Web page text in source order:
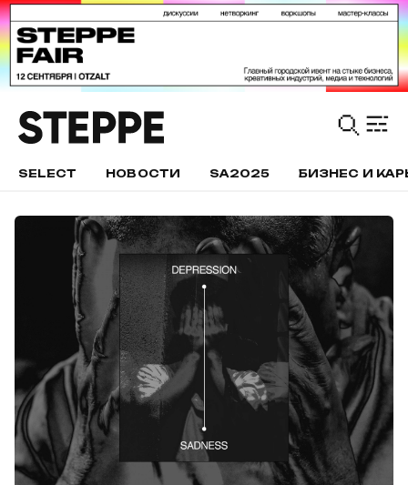
SELECT НОВОСТИ SA2025 БИЗНЕС И